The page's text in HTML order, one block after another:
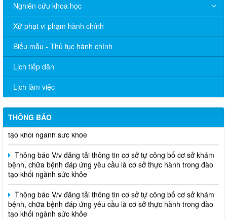
Nghiên cứu khoa học
Xử phạt vi phạm hành chính
Biểu mẫu - Thủ tục hành chính
Lịch tiếp dân
Lịch làm việc
THÔNG BÁO
THÔNG BÁO Về việc niêm yết thủ tục hành chính bằng mã
QR-Code
Thông báo V/v đăng tải thông tin cơ sở tự công bố cơ sở khám
bệnh, chữa bệnh đáp ứng yêu cầu là cơ sở thực hành trong đào
tạo khối ngành sức khỏe
THÔNG CÁO BÁO CHÍ Văn bản quy phạm pháp luật do Ủy ban
nhân dân thành phố ban hành trong lĩnh vực Y tế
Thông báo V/v đăng tải thông tin cơ sở tự công bố cơ sở khám
bệnh, chữa bệnh đáp ứng yêu cầu là cơ sở thực hành trong đào
tạo khối ngành sức khỏe
Thông báo V/v đăng tải thông tin cơ sở tự công bố cơ sở khám
bệnh, chữa bệnh đáp ứng yêu cầu là cơ sở thực hành trong đào
tạo khối ngành sức khỏe
Thông báo V/v đăng tải thông tin cơ sở tự công bố cơ sở khám
bệnh, chữa bệnh đáp ứng yêu cầu là cơ sở thực hành trong đào
tạo khối ngành sức khỏe